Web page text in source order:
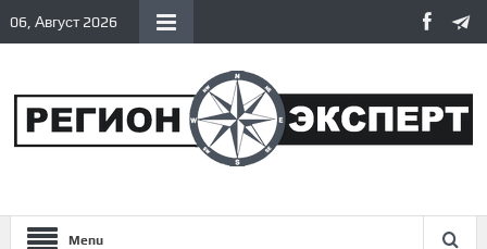
06, Август 2026
Menu